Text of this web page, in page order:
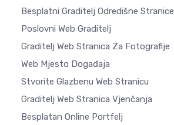
Besplatni Graditelj Odredišne Stranice
Poslovni Web Graditelj
Graditelj Web Stranica Za Fotografije
Web Mjesto Događaja
Stvorite Glazbenu Web Stranicu
Graditelj Web Stranica Vjenčanja
Besplatan Online Portfelj